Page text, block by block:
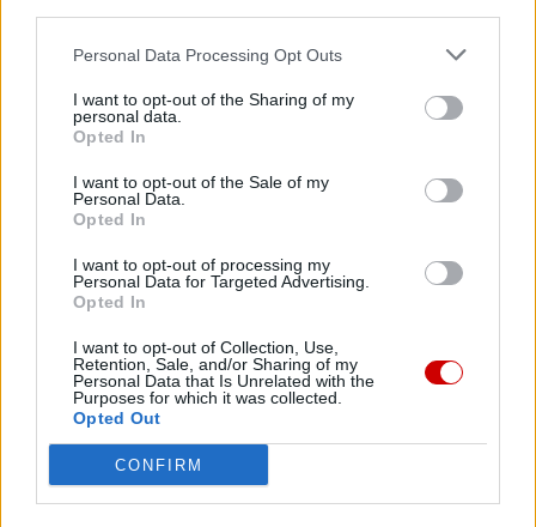
Personal Data Processing Opt Outs
I want to opt-out of the Sharing of my
personal data.
Opted In
I want to opt-out of the Sale of my
Personal Data.
Opted In
I want to opt-out of processing my
Personal Data for Targeted Advertising.
Opted In
I want to opt-out of Collection, Use,
Retention, Sale, and/or Sharing of my
Personal Data that Is Unrelated with the
Purposes for which it was collected.
Opted Out
CONFIRM
35. rocznica męczeńskiej śmierci błogosławionych
franciszkanów z Pariacoto – o. Zbigniewa
Strzałkowskiego i o. Michała Tomaszka